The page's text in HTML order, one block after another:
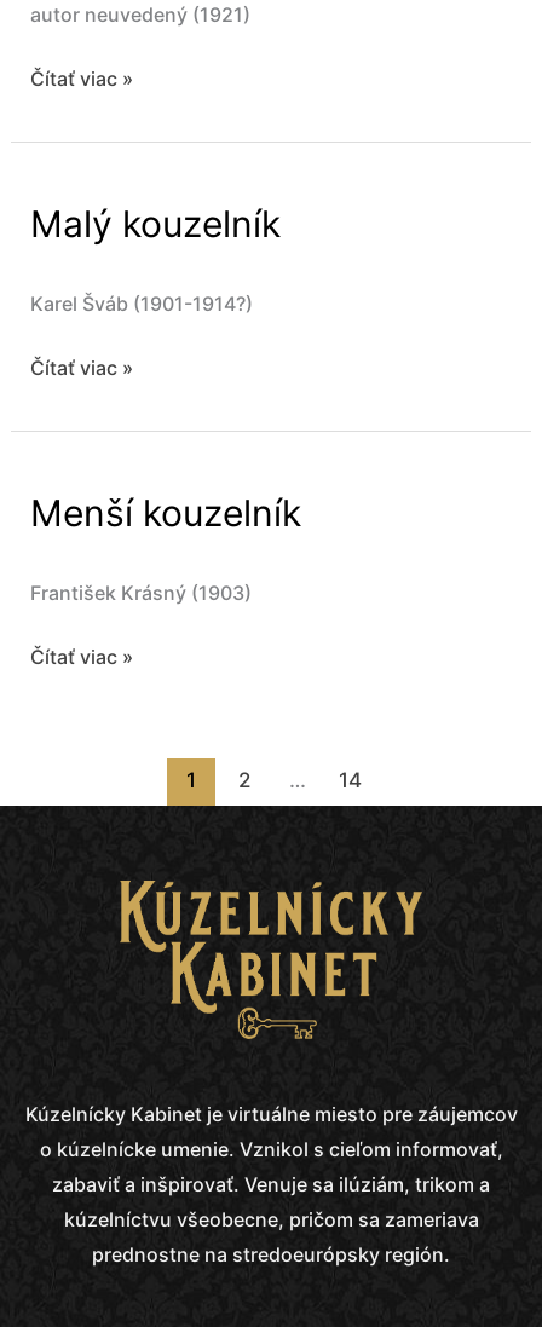
autor neuvedený (1921)
Malý
Čítať viac »
Malý kouzelník
Karel Šváb (1901-1914?)
Malý
Čítať viac »
Menší kouzelník
František Krásný (1903)
Menší
Čítať viac »
1 2 … 14
Kúzelnícky Kabinetje virtuálne miesto pre záujemcov
o kúzelnícke umenie. Vznikol s cieľom informovať,
zabaviť a inšpirovať. Venuje sa ilúziám, trikom a
kúzelníctvu všeobecne, pričom sa zameriava
prednostne na stredoeurópsky región.